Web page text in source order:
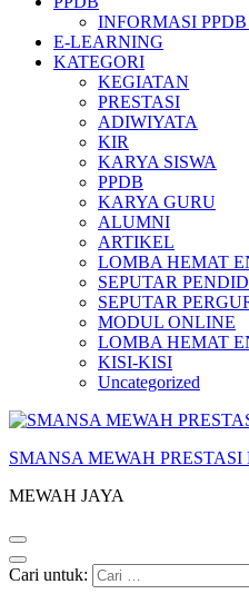
INFORMASI
E-LEARNING
KATEGORI
KEGIATAN
PRESTASI
ADIWIYATA
KIR
KARYA SISWA
PPDB
KARYA GURU
ALUMNI
ARTIKEL
LOMBA HEMAT
SEPUTAR
SEPUTAR
MODUL ONLINE
LOMBA HEMAT
KISI-KISI
Uncategorized
SMANSA MEWAH PRESTASI
MEWAH JAYA
Cari untuk: